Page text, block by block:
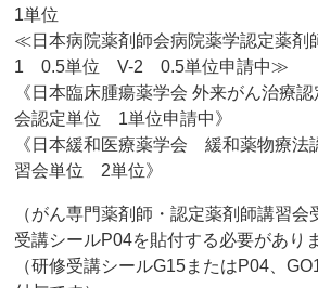
1単位
≪日本病院薬剤師会病院薬学認定薬剤
1 0.5単位 V-2 0.5単位申請中≫
《日本臨床腫瘍薬学会 外来がん治療
会認定単位 1単位申請中》
《日本緩和医療薬学会 緩和薬物療法
習会単位 2単位》
（がん専門薬剤師・認定薬剤師講習
受講シールP04を貼付する必要があり
（研修受講シールG15またはP04、